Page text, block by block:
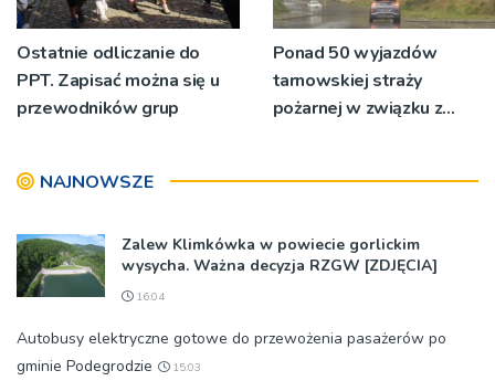
Ostatnie odliczanie do
PPT. Zapisać można się u
przewodników grup
Ponad 50 wyjazdów
tarnowskiej straży
pożarnej w związku z
NAJNOWSZE
Zalew Klimkówka w powiecie gorlickim
wysycha. Ważna decyzja RZGW [ZDJĘCIA]
16:04
Autobusy elektryczne gotowe do przewożenia pasażerów po
gminie Podegrodzie
15:03